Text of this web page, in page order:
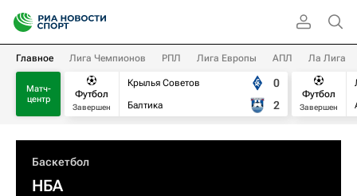
Главное Лига Чемпионов РПЛ Лига Европы АПЛ Ла Лига
Матч-
центр
Футбол
Завершен
Крылья Советов
Балтика
0
2
Футбол
Завершен
Баскетбол
НБА